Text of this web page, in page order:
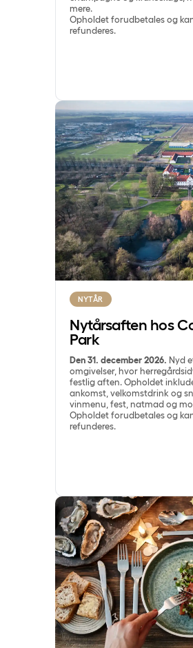
mere.
Opholdet forudbetales og
refunderes.
Nytårsaften hos Comwell
NYTÅR
Nytårsaften hos
Park
Den 31. december 2026. Nyd
omgivelser, hvor
festlig aften. Opholdet
ankomst, velkomstdrink og
vinmenu, fest, natmad og
Opholdet forudbetales og
refunderes.
Nytårsaften hos Comwell